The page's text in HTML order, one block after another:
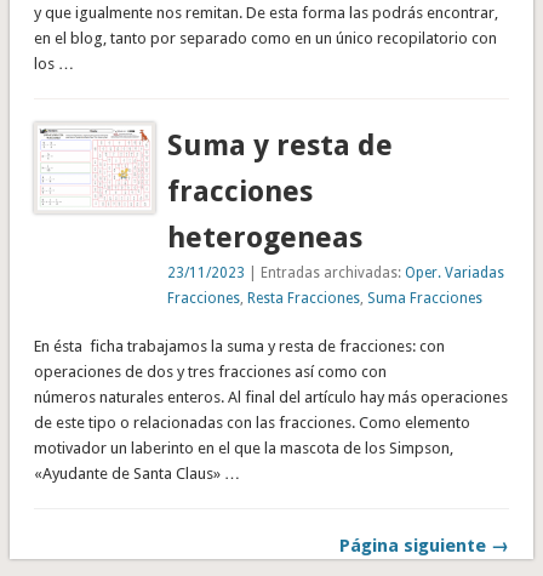
y que igualmente nos remitan. De esta forma las podrás encontrar,
en el blog, tanto por separado como en un único recopilatorio con
los …
Suma y resta de
fracciones
heterogeneas
23/11/2023 | Entradas archivadas:Oper. Variadas
Fracciones ,Resta Fracciones Suma Fracciones
En ésta ficha trabajamos la suma y resta de fracciones: con
operaciones de dos y tres fracciones así como con
números naturales enteros. Al final del artículo hay más operaciones
de este tipo o relacionadas con las fracciones. Como elemento
motivador un laberinto en el que la mascota de los Simpson,
«Ayudante de Santa Claus» …
Página siguiente →